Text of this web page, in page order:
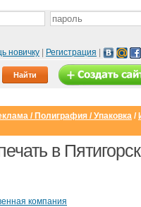
новичку Регистрация
/ Полиграфия / Упаковка /
в
компания